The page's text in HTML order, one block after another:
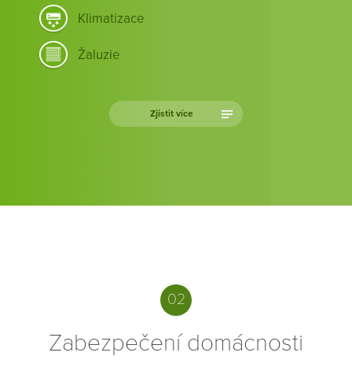
Klimatizace
Žaluzie
Zjistit více
02
Zabezpečení domácnosti